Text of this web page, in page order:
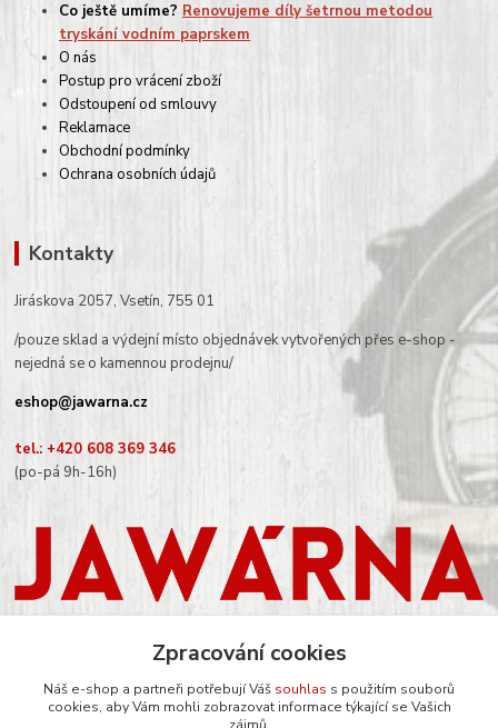
Co ještě umíme? Renovujeme díly šetrnou metodou
tryskání vodním paprskem
O nás
Postup pro vrácení zboží
Odstoupení od smlouvy
Reklamace
Obchodní podmínky
Ochrana osobních údajů
Kontakty
Jiráskova 2057, Vsetín, 755 01
/pouze sklad a výdejní místo objednávek vytvořených přes e-shop -
nejedná se o kamennou prodejnu/
eshop@jawarna.cz
tel.: +420 608 369 346
(po-pá 9h-16h)
Sledujte nás na Facebooku
Zpracování cookies
Náš e-shop a partneři potřebují Váš souhlas s použitím souborů
cookies, aby Vám mohli zobrazovat informace týkající se Vašich
zájmů.